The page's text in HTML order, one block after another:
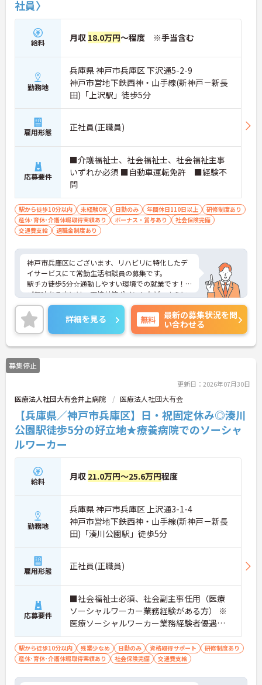
社員〉
給料 月収 18.0万円～程度 ※手当含む
勤務地
兵庫県 神戸市兵庫区 下沢通5-2-9
神戸市営地下鉄西神・山手線(新神戸－新長
田)「上沢駅」徒歩5分
雇用形態 正社員(正職員)
応募要件
■介護福祉士、社会福祉士、社会福祉主事
いずれか必須 ■自動車運転免許 ■経験不
問
駅から徒歩10分以内 未経験OK 日勤のみ 年間休日110日以上
研修制度あり
産休･育休･介護休暇取得実績あり
ボーナス・賞与あり
社会保険完備
交通費支給
退職金制度あり
神戸市兵庫区にございます、リハビリに特化したデ
イサービスにて常勤生活相談員の募集です。
駅チカ徒歩5分☆通勤しやすい環境での就業です！
ご興味ある方には、面接対策ポイントなど、さらに
詳細をお話しいたしますのでお気軽にご相談くださ
い。
詳細を見る 無料
最新の募集状況を問
い合わせる
募集停止
更新日：2026年07月30日
医療法人社団大有会井上病院 医療法人社団大有会
【兵庫県／神戸市兵庫区】日・祝固定休み◎湊川
公園駅徒歩5分の好立地★療養病院でのソーシャ
ルワーカー
給料 月収 21.0万円～25.6万円程度
勤務地
兵庫県 神戸市兵庫区 上沢通3-1-4
神戸市営地下鉄西神・山手線(新神戸－新長
田)「湊川公園駅」徒歩5分
雇用形態 正社員(正職員)
応募要件
■社会福祉士必須、社会副主事任用（医療
ソーシャルワーカー業務経験がある方） ※
医療ソーシャルワーカー業務経験者優遇
（経験年数に応じて支給額上乗せあり）
駅から徒歩10分以内 残業少なめ 日勤のみ 資格取得サポート
研修制度あり
産休･育休･介護休暇取得実績あり
社会保険完備 交通費支給